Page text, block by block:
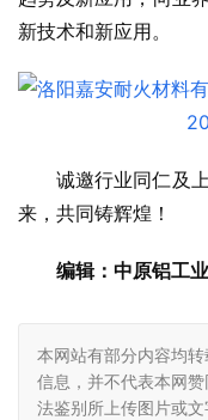
新技术和新应用。
诚邀行业同仁及
来，共同铸辉煌！
编辑：中原铝工
本网站有部分内容均
信息，并不代表本网
法鉴别所上传图片或